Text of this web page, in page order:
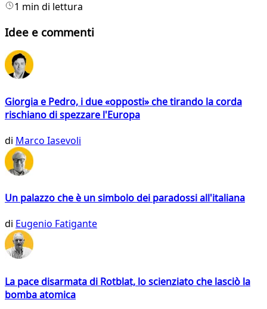
1 min di lettura
Idee e commenti
Giorgia e Pedro, i due «opposti» che tirando la corda
rischiano di spezzare l'Europa
di Marco Iasevoli
Un palazzo che è un simbolo dei paradossi all'italiana
di Eugenio Fatigante
La pace disarmata di Rotblat, lo scienziato che lasciò la
bomba atomica